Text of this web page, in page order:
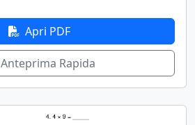
Apri PDF
Anteprima Rapida